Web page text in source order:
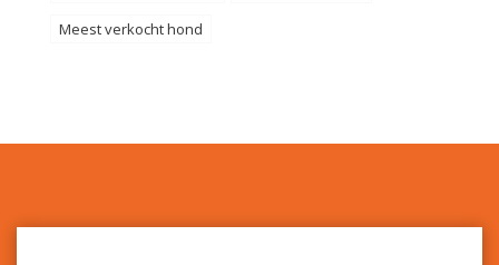
Meest verkocht hond